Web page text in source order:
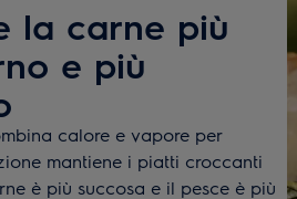
la carne più
e più
calore e vapore per
mantiene i piatti croccanti
è più succosa e il pesce è più